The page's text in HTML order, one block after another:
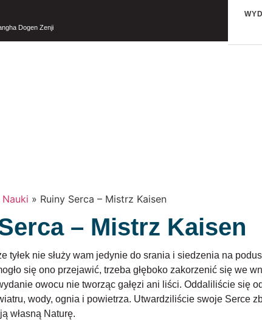
Dogen Zenji
Nauki » Ruiny Serca – Mistrz Kaisen
– Mistrz Kaisen
tyłek nie służy wam jedynie do srania i siedzenia na
się ono przejawić, trzeba głęboko zakorzenić się we
owocu nie tworząc gałęzi ani liści. Oddaliliście się
wody, ognia i powietrza. Utwardziliście swoje Serce
własną Naturę.